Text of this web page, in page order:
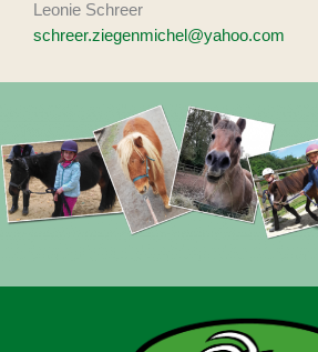
Leonie Schreer
schreer.ziegenmichel@yahoo.com